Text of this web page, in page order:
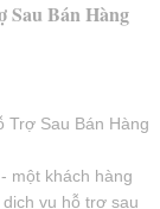
Sau Bán Hàng
Trợ Sau Bán Hàng
một khách hàng
vụ hỗ trợ sau